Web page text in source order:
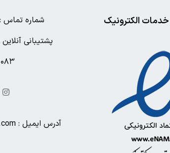
شماره تماس :
پشتیبانی
آدرس ایمیل : Digibookshahr@gmail.com
خدمات الکترونیک